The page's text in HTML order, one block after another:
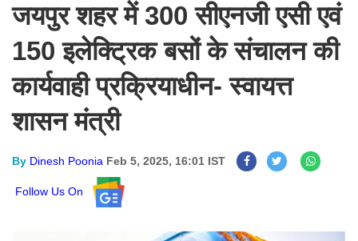
जयपुर शहर में 300 सीएनजी एसी एवं
150 इलेक्ट्रिक बसों के संचालन की
कार्यवाही प्रक्रियाधीन- स्वायत्त
शासन मंत्री
By Dinesh Poonia Feb 5, 2025, 16:01 IST
Follow Us On